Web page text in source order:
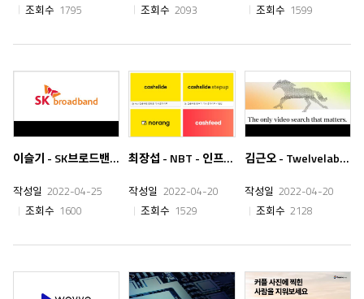
조회수 1795
조회수 2093
조회수 1599
이슬기 - SK브로드밴드 - 보안담당자
작성일 2022-04-25
조회수 1600
최장섭 - NBT - 인프라 관리자
작성일 2022-04-20
조회수 1529
김근오 - Twelvelabs - 백엔드 개발자
작성일 2022-04-20
조회수 2128